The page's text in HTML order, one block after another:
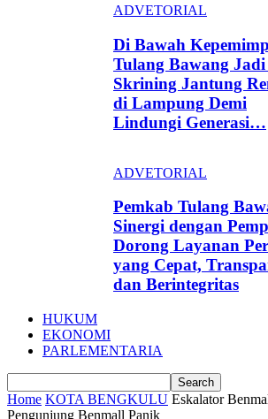
ADVETORIAL
Di Bawah
Tulang Bawang
Skrining Jantung
di Lampung Demi
Lindungi Generasi…
ADVETORIAL
Pemkab Tulang
Sinergi dengan
Dorong Layanan
yang Cepat,
dan Berintegritas
HUKUM
EKONOMI
PARLEMENTARIA
Home KOTA BENGKULU Eskalator
Pengunjung Benmall Panik